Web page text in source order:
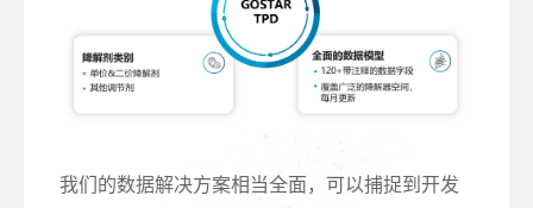
我们的数据解决方案相当全面，可以捕捉到开发